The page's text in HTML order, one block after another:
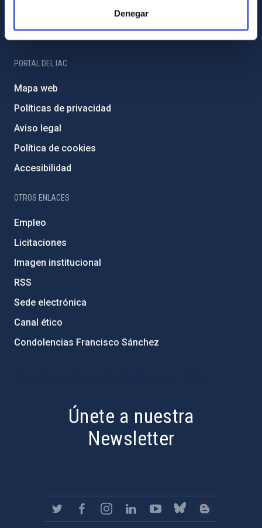
Denegar
Programa Severo Ochoa
Amigos del IAC
PORTAL DEL IAC
Mapa web
Políticas de privacidad
Aviso legal
Política de cookies
Accesibilidad
OTROS ENLACES
Empleo
Licitaciones
Imagen institucional
RSS
Sede electrónica
Canal ético
Condolencias Francisco Sánchez
Únete a nuestra
Newsletter